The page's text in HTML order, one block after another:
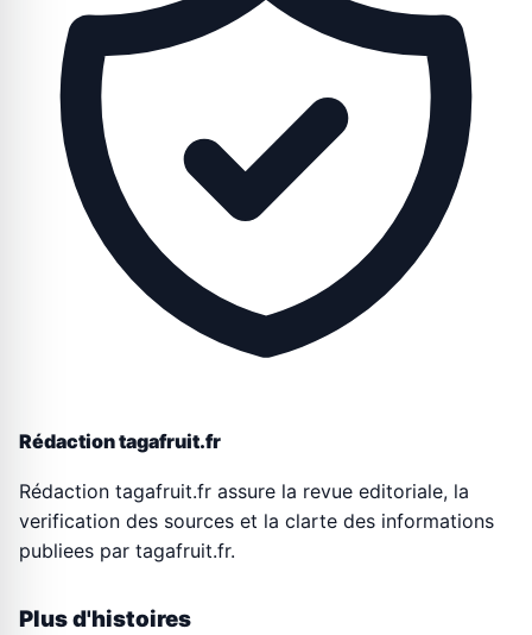
Rédaction tagafruit.fr
Rédaction tagafruit.fr assure la revue editoriale, la
verification des sources et la clarte des informations
publiees par tagafruit.fr.
Plus d'histoires